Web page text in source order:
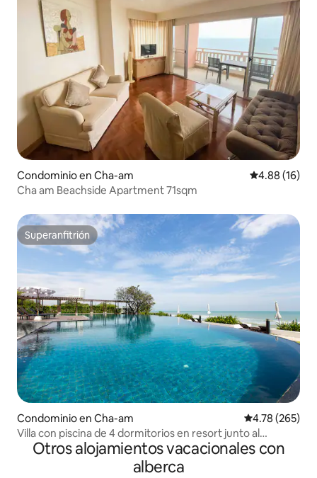
Condominio en Cha-am Calificación
4.88 (16)
Cha am Beachside Apartment 71sqm
Superanfitrión
Superanfitrión
Condominio en Cha-am Calificación
4.78 (265)
Villa con piscina de 4 dormitorios en resort junto al
marคอนโดใกล้หาดชะอำ
Otros alojamientos vacacionales con
alberca